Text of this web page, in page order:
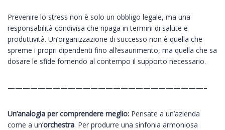
Prevenire lo stress non è solo un obbligo legale, ma una
responsabilità condivisa che ripaga in termini di salute e
produttività. Un’organizzazione di successo non è quella che
spreme i propri dipendenti fino all’esaurimento, ma quella che sa
dosare le sfide fornendo al contempo il supporto necessario.
——————————————————————————–
Un’analogia per comprendere meglio: Pensate a un’azienda
come a un’orchestra. Per produrre una sinfonia armoniosa